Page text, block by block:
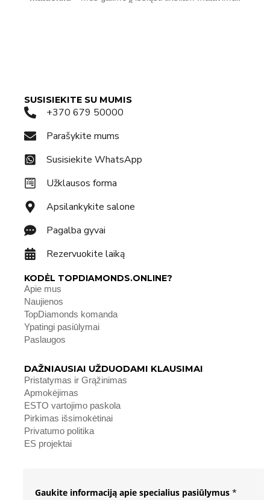
SUSISIEKITE SU MUMIS
+370 679 50000
Parašykite mums
Susisiekite WhatsApp
Užklausos forma
Apsilankykite salone
Pagalba gyvai
Rezervuokite laiką
KODĖL TOPDIAMONDS.ONLINE?
Apie mus
Naujienos
TopDiamonds komanda
Ypatingi pasiūlymai
Paslaugos
DAŽNIAUSIAI UŽDUODAMI KLAUSIMAI
Pristatymas ir Grąžinimas
Apmokėjimas
ESTO vartojimo paskola
Pirkimas išsimokėtinai
Privatumo politika
ES projektai
Gaukite informaciją apie specialius pasiūlymus *